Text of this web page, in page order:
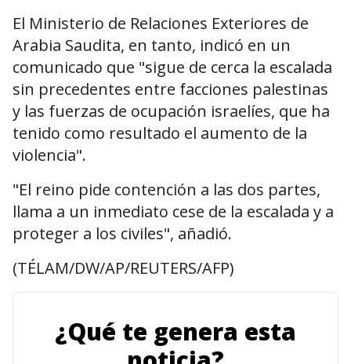
El Ministerio de Relaciones Exteriores de
Arabia Saudita, en tanto, indicó en un
comunicado que "sigue de cerca la escalada
sin precedentes entre facciones palestinas
y las fuerzas de ocupación israelíes, que ha
tenido como resultado el aumento de la
violencia".
"El reino pide contención a las dos partes,
llama a un inmediato cese de la escalada y a
proteger a los civiles", añadió.
(TÉLAM/DW/AP/REUTERS/AFP)
¿Qué te genera esta